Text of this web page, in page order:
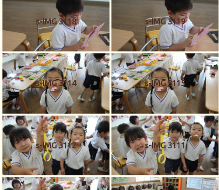
s-IMG 3118 s-IMG 3119
s-IMG 3114 s-IMG 3115
s-IMG 3112 s-IMG 3111